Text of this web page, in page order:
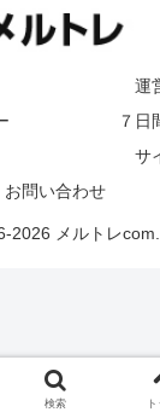
運
７日
サ
お問い合わせ
2026 メルトレcom.
検索